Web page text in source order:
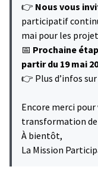
👉 Nous vous
participatif
mai pour les
📅 Prochaine
partir du 19 mai
👉 Plus d’infos sur
Encore merci
transformation de
À bientôt,
La Mission